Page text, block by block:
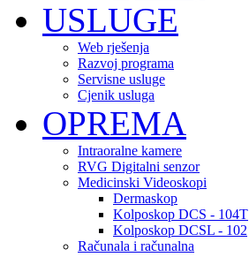
USLUGE
Web rješenja
Razvoj programa
Servisne usluge
Cjenik usluga
OPREMA
Intraoralne kamere
RVG Digitalni senzor
Medicinski Videoskopi
Dermaskop
Kolposkop DCS - 104T
Kolposkop DCSL - 102
Računala i računalna